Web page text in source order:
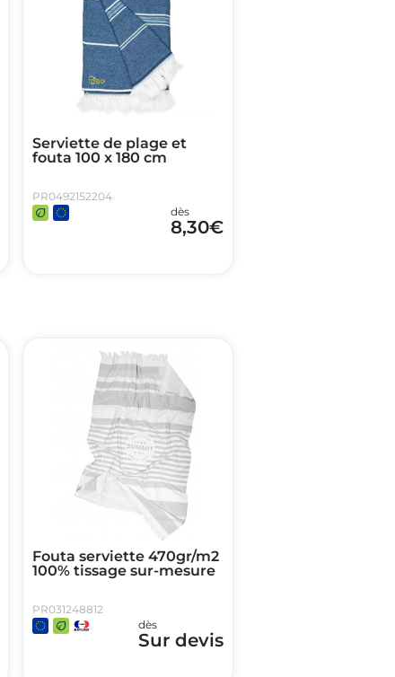
Serviette de plage et
fouta 100 x 180 cm
PR0492152204
dès
8,30€
Fouta serviette 470gr/m2
100% tissage sur-mesure
PR031248812
dès
Sur devis